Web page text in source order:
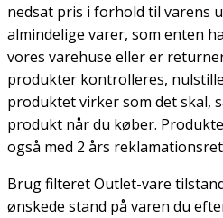
nedsat pris i forhold til varens
almindelige varer, som enten
vores varehuse eller er
produkter kontrolleres,
produktet virker som det skal,
produkt når du køber.
også med 2 års
Brug filteret Outlet-vare
ønskede stand på varen du